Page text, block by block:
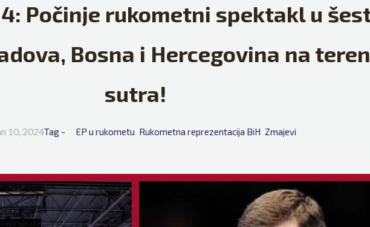
Počinje rukometni spektakl u
Bosna i Hercegovina na
sutra!
10, 2024Tag - EP u rukometu Rukometna reprezentacija BiH Zmajevi